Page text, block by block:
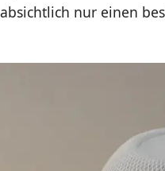
nur einen